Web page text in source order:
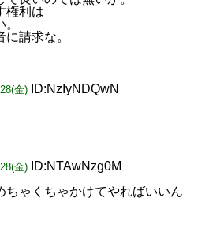
権利は
請求な。
金)
ID:NzIyNDQwN
金)
ID:NTAwNzg0M
ちゃくちゃかけてやればいいん